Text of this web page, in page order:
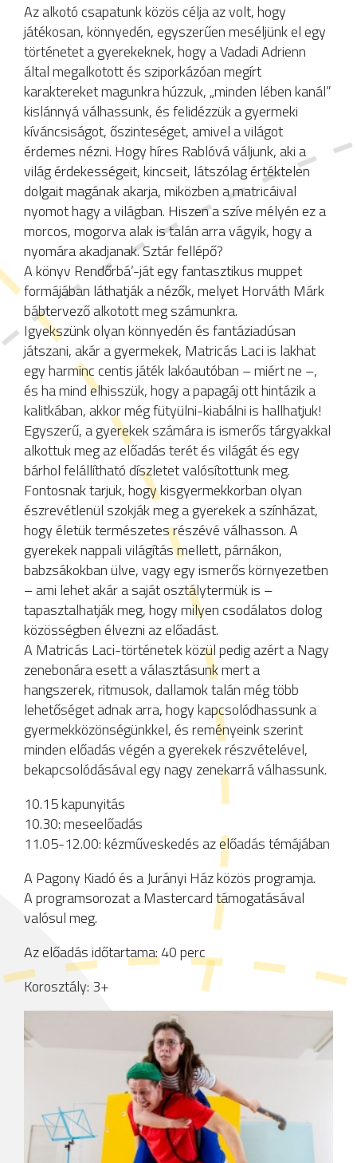
Az alkotó csapatunk közös célja az volt, hogy
játékosan, könnyedén, egyszerűen meséljünk el egy
történetet a gyerekeknek, hogy a Vadadi Adrienn
által megalkotott és sziporkázóan megírt
karaktereket magunkra húzzuk, „minden lében kanál”
kislánnyá válhassunk, és felidézzük a gyermeki
kíváncsiságot, őszinteséget, amivel a világot
érdemes nézni. Hogy híres Rablóvá váljunk, aki a
világ érdekességeit, kincseit, látszólag értéktelen
dolgait magának akarja, miközben a matricáival
nyomot hagy a világban. Hiszen a szíve mélyén ez a
morcos, mogorva alak is talán arra vágyik, hogy a
nyomára akadjanak. Sztár fellépő?
A könyv Rendőrbá’-ját egy fantasztikus muppet
formájában láthatják a nézők, melyet Horváth Márk
bábtervező alkotott meg számunkra.
Igyekszünk olyan könnyedén és fantáziadúsan
játszani, akár a gyermekek, Matricás Laci is lakhat
egy harminc centis játék lakóautóban – miért ne –,
és ha mind elhisszük, hogy a papagáj ott hintázik a
kalitkában, akkor még fütyülni-kiabálni is hallhatjuk!
Egyszerű, a gyerekek számára is ismerős tárgyakkal
alkottuk meg az előadás terét és világát és egy
bárhol felállítható díszletet valósítottunk meg.
Fontosnak tarjuk, hogy kisgyermekkorban olyan
észrevétlenül szokják meg a gyerekek a színházat,
hogy életük természetes részévé válhasson. A
gyerekek nappali világítás mellett, párnákon,
babzsákokban ülve, vagy egy ismerős környezetben
– ami lehet akár a saját osztálytermük is –
tapasztalhatják meg, hogy milyen csodálatos dolog
közösségben élvezni az előadást.
A Matricás Laci-történetek közül pedig azért a Nagy
zenebonára esett a választásunk mert a
hangszerek, ritmusok, dallamok talán még több
lehetőséget adnak arra, hogy kapcsolódhassunk a
gyermekközönségünkkel, és reményeink szerint
minden előadás végén a gyerekek részvételével,
bekapcsolódásával egy nagy zenekarrá válhassunk.
10.15 kapunyitás
10.30: meseelőadás
11.05-12.00: kézműveskedés az előadás témájában
A Pagony Kiadó és a Jurányi Ház közös programja.
A programsorozat a Mastercard támogatásával
valósul meg.
Az előadás időtartama: 40 perc
Korosztály: 3+